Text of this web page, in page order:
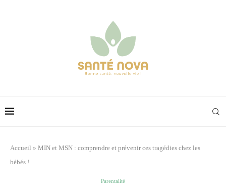
Accueil » MIN et MSN : comprendre et prévenir ces tragédies chez les
bébés !
Parentalité